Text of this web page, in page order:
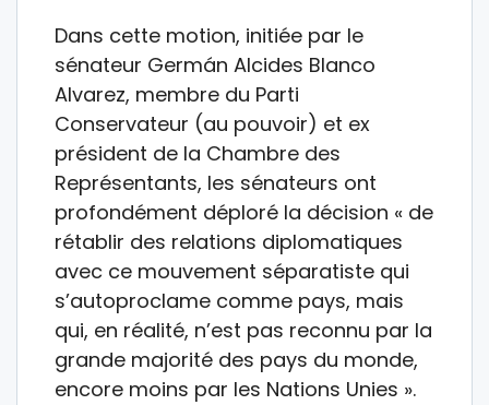
Dans cette motion, initiée par le
sénateur Germán Alcides Blanco
Alvarez, membre du Parti
Conservateur (au pouvoir) et ex
président de la Chambre des
Représentants, les sénateurs ont
profondément déploré la décision « de
rétablir des relations diplomatiques
avec ce mouvement séparatiste qui
s’autoproclame comme pays, mais
qui, en réalité, n’est pas reconnu par la
grande majorité des pays du monde,
encore moins par les Nations Unies ».